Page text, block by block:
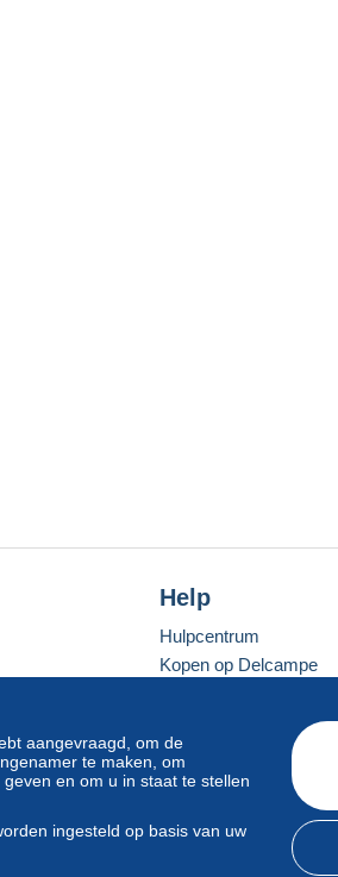
aangevraagd, om de
te maken, om
en om u in staat te stellen
ingesteld op basis van uw
Help
Hulpcentrum
Kopen op Delcampe
Een beveiligde website